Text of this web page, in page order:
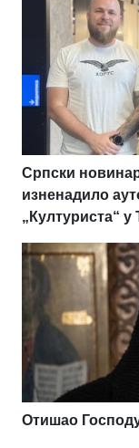
Српски
изненадило
„Културиста“ у
Отишао